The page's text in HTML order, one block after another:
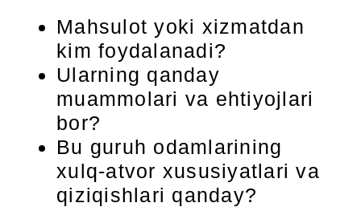
Mahsulot yoki xizmatdan
kim foydalanadi?
Ularning qanday
muammolari va ehtiyojlari
bor?
Bu guruh odamlarining
xulq-atvor xususiyatlari va
qiziqishlari qanday?